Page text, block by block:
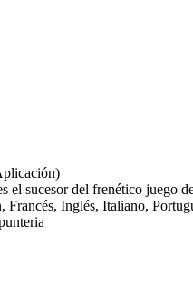
el sucesor del frenético juego
Francés, Inglés, Italiano,